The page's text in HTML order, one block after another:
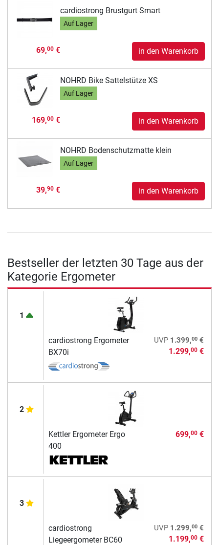
cardiostrong Brustgurt Smart
Auf Lager
69,00€ in den Warenkorb
NOHRD Bike Sattelstütze XS
Auf Lager
169,00€ in den Warenkorb
NOHRD Bodenschutzmatte klein
Auf Lager
39,90€ in den Warenkorb
Bestseller der letzten 30 Tage aus der
Kategorie Ergometer
1
cardiostrong Ergometer
BX70i
UVP 1.399,00€
1.299,00€
2
Kettler Ergometer Ergo
400
699,00€
3
cardiostrong
Liegeergometer BC60
UVP 1.299,00€
1.199,00€